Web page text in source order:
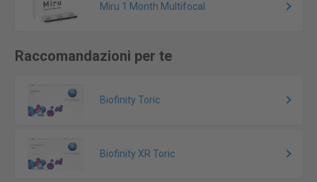
Miru 1 Month Multifocal
Raccomandazioni per te
Biofinity Toric
Biofinity XR Toric